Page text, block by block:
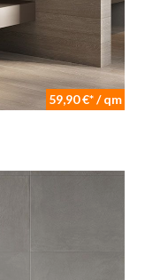
59,90 €* / qm